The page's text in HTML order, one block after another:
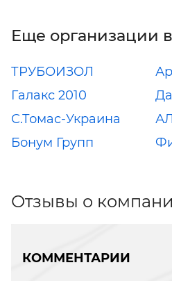
Еще организации
ТРУБОИЗОЛ
Галакс 2010
С.Томас-Украина
Бонум Групп
Отзывы о
КОММЕНТАРИИ